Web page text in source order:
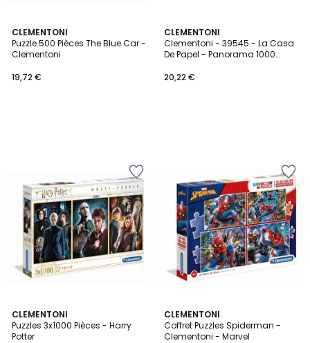
CLEMENTONI
Puzzle 500 Pièces The Blue Car -
Clementoni
19,72 €
CLEMENTONI
Clementoni - 39545 - La Casa
De Papel - Panorama 1000
20,22 €
CLEMENTONI
Puzzles 3x1000 Pièces - Harry
Potter
CLEMENTONI
Coffret Puzzles Spiderman -
Clementoni - Marvel